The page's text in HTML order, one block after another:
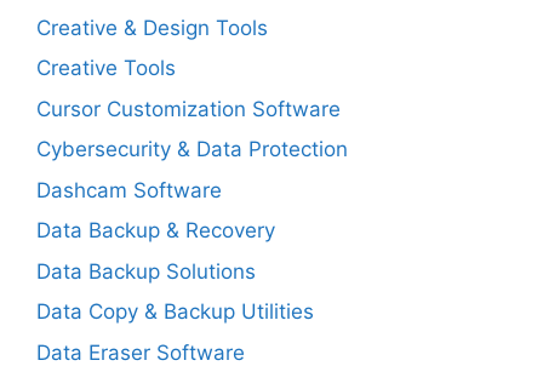
Creative & Design Tools
Creative Tools
Cursor Customization Software
Cybersecurity & Data Protection
Dashcam Software
Data Backup & Recovery
Data Backup Solutions
Data Copy & Backup Utilities
Data Eraser Software